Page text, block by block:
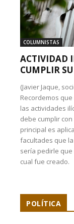
COLUMNISTAS
ACTIVIDAD
CUMPLIR
(Javier Jaque,
Recordemos
las actividades
debe cumplir
principal es
facultades que
sería pedirle
cual fue creado.
POLÍTICA